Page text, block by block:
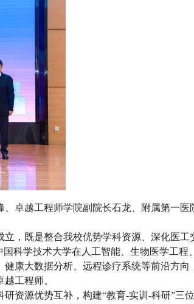
卓越工程师学院副院长石龙、附属第一医
，既是整合我校优势学科资源、深化医工
科学技术大学在人工智能、生物医学工程
康大数据分析、远程诊疗系统等前沿方向
工程师。
资源优势互补，构建“教育-实训-科研”三